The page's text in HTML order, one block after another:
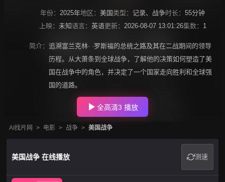
年份： 2025年地区： 美国 类型： 记录、 战争时长： 55分钟
上映： 未知语言： 英语更新： 2026-08-07 13:01:26集数： 1
简介： 追溯富兰克林· ·罗斯福的总统之路及其在二战期间的领导
历程。从大萧条到全球战争，了解他的决策如何塑造了美
国在战争中的角色，并决定了一个国家走向胜利和全球强
国的道路。
全高清3 播放
AI找片网 > 电影 > 战争 > 美国战争
美国战争 在线播放 测速